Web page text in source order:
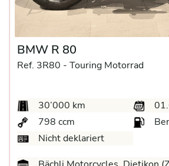
BMW R 80
Ref. 3R80 - Touring Motorrad
30’000 km
798 ccm
Nicht deklariert